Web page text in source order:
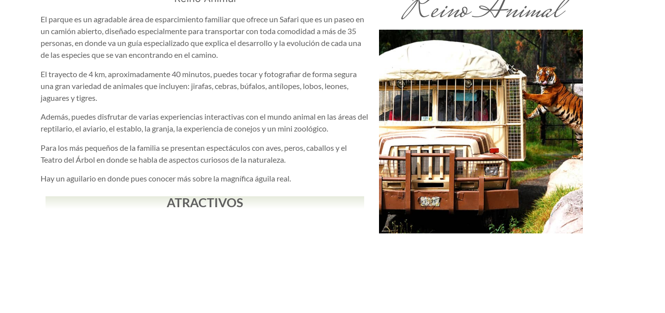
El parque es un agradable área de esparcimiento familiar que ofrece un Safari que es un paseo en
un camión abierto, diseñado especialmente para transportar con toda comodidad a más de 35
personas, en donde va un guía especializado que explica el desarrollo y la evolución de cada una
de las especies que se van encontrando en el camino.
El trayecto de 4 km, aproximadamente 40 minutos, puedes tocar y fotografiar de forma segura
una gran variedad de animales que incluyen: jirafas, cebras, búfalos, antílopes, lobos, leones,
jaguares y tigres.
Además, puedes disfrutar de varias experiencias interactivas con el mundo animal en las áreas del
reptilario, el aviario, el establo, la granja, la experiencia de conejos y un mini zoológico.
Para los más pequeños de la familia se presentan espectáculos con aves, peros, caballos y el
Teatro del Árbol en donde se habla de aspectos curiosos de la naturaleza.
Hay un aguilario en donde pues conocer más sobre la magnífica águila real.
ATRACTIVOS
Reino Animal